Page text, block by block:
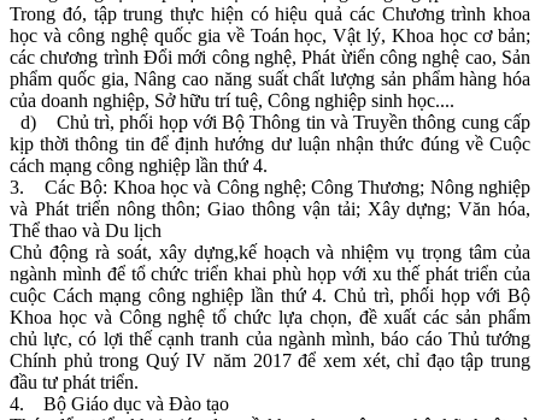
Trong đó, tập trung thực hiện có hiệu quả các Chương trình khoa
học và công nghệ quốc gia về Toán học, Vật lý, Khoa học cơ bản;
các chương trình Đổi mới công nghệ, Phát ừiển công nghệ cao, Sản
phẩm quốc gia, Nâng cao năng suất chất lượng sản phẩm hàng hóa
của doanh nghiệp, Sở hữu trí tuệ, Công nghiệp sinh học....
d) Chủ trì, phối họp với Bộ Thông tin và Truyền thông cung cấp
kịp thời thông tin để định hướng dư luận nhận thức đúng về Cuộc
cách mạng công nghiệp lần thứ 4.
3. Các Bộ: Khoa học và Công nghệ; Công Thương; Nông nghiệp
và Phát triển nông thôn; Giao thông vận tải; Xây dựng; Văn hóa,
Thể thao và Du lịch
Chủ động rà soát, xây dựng,kế hoạch và nhiệm vụ trọng tâm của
ngành mình để tổ chức triển khai phù họp với xu thế phát triển của
cuộc Cách mạng công nghiệp lần thứ 4. Chủ trì, phối họp với Bộ
Khoa học và Công nghệ tổ chức lựa chọn, đề xuất các sản phẩm
chủ lực, có lợi thế cạnh tranh của ngành mình, báo cáo Thủ tướng
Chính phủ trong Quý IV năm 2017 để xem xét, chỉ đạo tập trung
đầu tư phát triển.
4. Bộ Giáo dục và Đào tạo